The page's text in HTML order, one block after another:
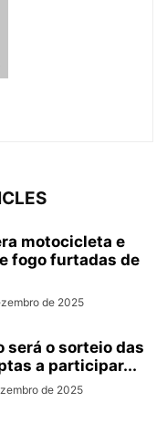
motocicleta e
fogo furtadas de
de 2025
será o sorteio das
a participar...
de 2025